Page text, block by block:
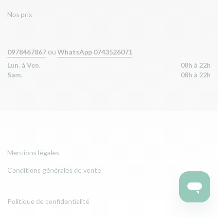
Nos prix
0978467867 ou WhatsApp 0743526071
Lun. à Ven.
08h à 22h
Sam.
08h à 22h
Mentions légales
Conditions générales de vente
Politique de confidentialité